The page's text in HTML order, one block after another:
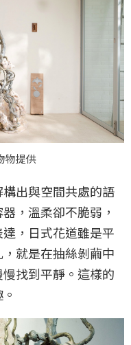
物提供
出與空間共處的語
，溫柔卻不脆弱，
，日式花道雖是平
就是在抽絲剝繭中
找到平靜。這樣的